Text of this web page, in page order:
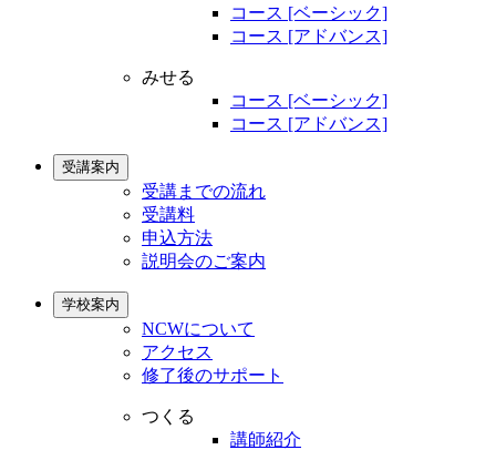
コース [ベーシック]
コース [アドバンス]
みせる
コース [ベーシック]
コース [アドバンス]
受講案内
受講までの流れ
受講料
申込方法
説明会のご案内
学校案内
NCWについて
アクセス
修了後のサポート
つくる
講師紹介